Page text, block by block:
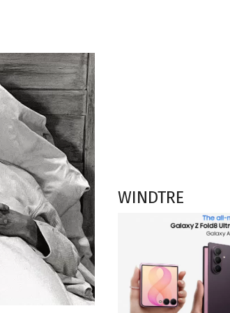
WINDTRE